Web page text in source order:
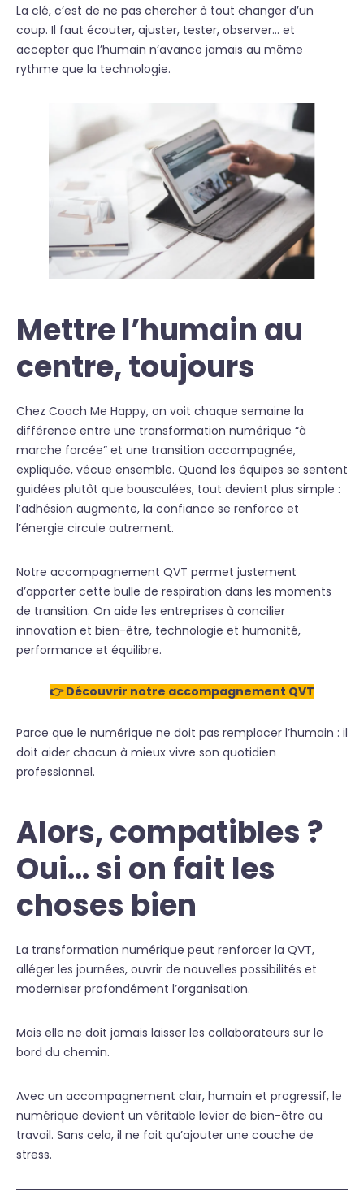
La clé, c’est de ne pas chercher à tout changer d’un
coup. Il faut écouter, ajuster, tester, observer… et
accepter que l’humain n’avance jamais au même
rythme que la technologie.
Mettre l’humain au
centre, toujours
Chez Coach Me Happy, on voit chaque semaine la
différence entre une transformation numérique “à
marche forcée” et une transition accompagnée,
expliquée, vécue ensemble. Quand les équipes se sentent
guidées plutôt que bousculées, tout devient plus simple :
l’adhésion augmente, la confiance se renforce et
l’énergie circule autrement.
Notre accompagnement QVT permet justement
d’apporter cette bulle de respiration dans les moments
de transition. On aide les entreprises à concilier
innovation et bien-être, technologie et humanité,
performance et équilibre.
👉 Découvrir notre accompagnement QVT
Parce que le numérique ne doit pas remplacer l’humain : il
doit aider chacun à mieux vivre son quotidien
professionnel.
Alors, compatibles ?
Oui… si on fait les
choses bien
La transformation numérique peut renforcer la QVT,
alléger les journées, ouvrir de nouvelles possibilités et
moderniser profondément l’organisation.
Mais elle ne doit jamais laisser les collaborateurs sur le
bord du chemin.
Avec un accompagnement clair, humain et progressif, le
numérique devient un véritable levier de bien-être au
travail. Sans cela, il ne fait qu’ajouter une couche de
stress.